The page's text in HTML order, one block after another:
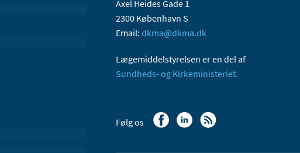
Axel Heides Gade 1
2300 København S
Email: dkma@dkma.dk
Lægemiddelstyrelsen er en del af
Sundheds- og Kirkeministeriet.
Følg os